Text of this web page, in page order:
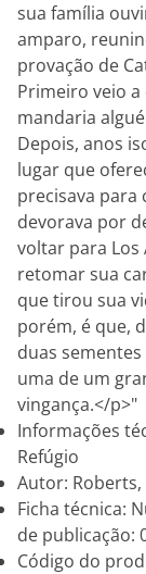
sua família
amparo,
provação de
Primeiro veio
mandaria
Depois, anos
lugar que
precisava para
devorava por
voltar para Los
retomar sua
que tirou sua
porém, é que,
duas
uma de um
vingança.</p>"
Informações
Refúgio
Autor:
Ficha técnica:
de publicação:
Código do